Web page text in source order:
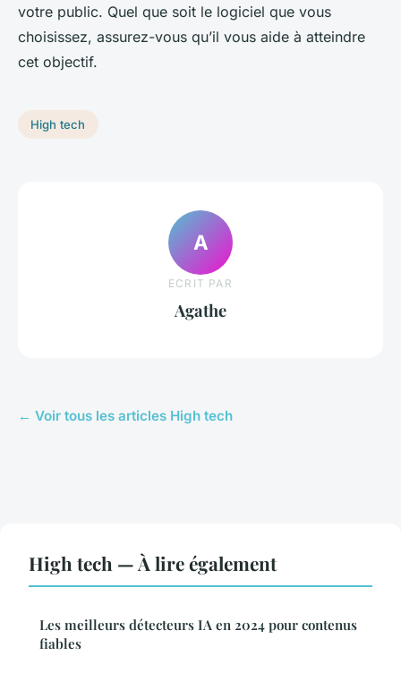
votre public. Quel que soit le logiciel que vous
choisissez, assurez-vous qu’il vous aide à atteindre
cet objectif.
High tech
A
ECRIT PAR
Agathe
← Voir tous les articles High tech
High tech — À lire également
Les meilleurs détecteurs IA en 2024 pour contenus
fiables